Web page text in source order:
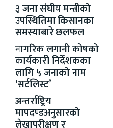
३ जना संघीय मन्त्रीको
उपस्थितिमा किसानका
समस्याबारे छलफल
नागरिक लगानी कोषको
कार्यकारी निर्देशकका
लागि ५ जनाको नाम
‘सर्टलिस्ट’
अन्तर्राष्ट्रिय
मापदण्डअनुसारको